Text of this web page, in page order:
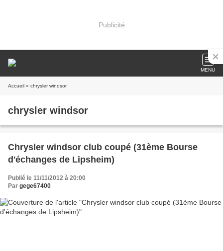
Publicité
MENU
Accueil » chrysler windsor
chrysler windsor
Chrysler windsor club coupé (31ème Bourse
d'échanges de Lipsheim)
Publié le 11/11/2012 à 20:00
Par gege67400